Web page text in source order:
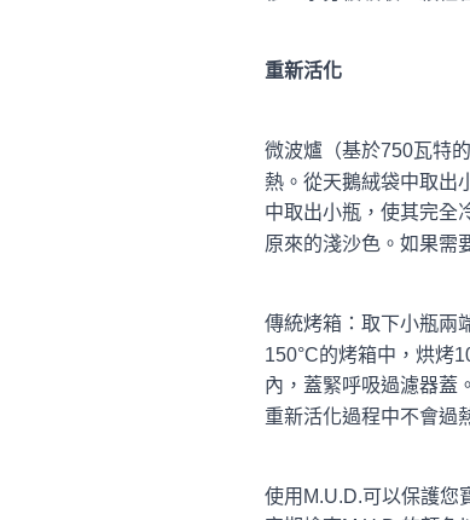
重新活化
微波爐（基於750瓦特
熱。從天鵝絨袋中取出
中取出小瓶，使其完全
原來的淺沙色。如果需
傳統烤箱：取下小瓶兩
150°C的烤箱中，烘烤
內，蓋緊呼吸過濾器蓋
重新活化過程中不會過
使用M.U.D.可以保護您